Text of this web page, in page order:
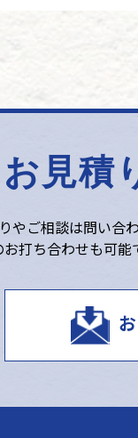
お見積
やご相談は問い合
打ち合わせも可能